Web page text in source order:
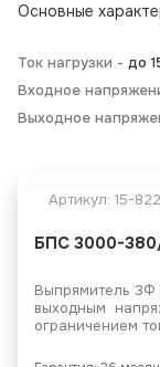
Основные
Ток нагрузки - до
Входное
Выходное
Артикул: 15-
БПС 3000-
Выпрямитель
выходным
ограничением